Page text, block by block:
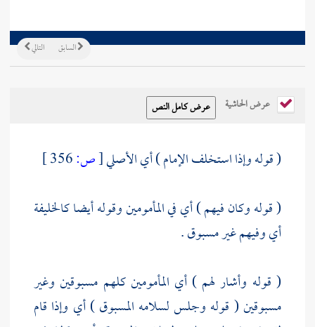
التالي السابق
عرض الحاشية
( قوله وإذا استخلف الإمام ) أي الأصلي[ص:
( قوله وكان فيهم ) أي في المأمومين وقوله أيضا كالخليفة
أي وفيهم غير مسبوق .
( قوله وأشار لهم ) أي المأمومين كلهم مسبوقين وغير
مسبوقين ( قوله وجلس لسلامه المسبوق ) أي وإذا قام